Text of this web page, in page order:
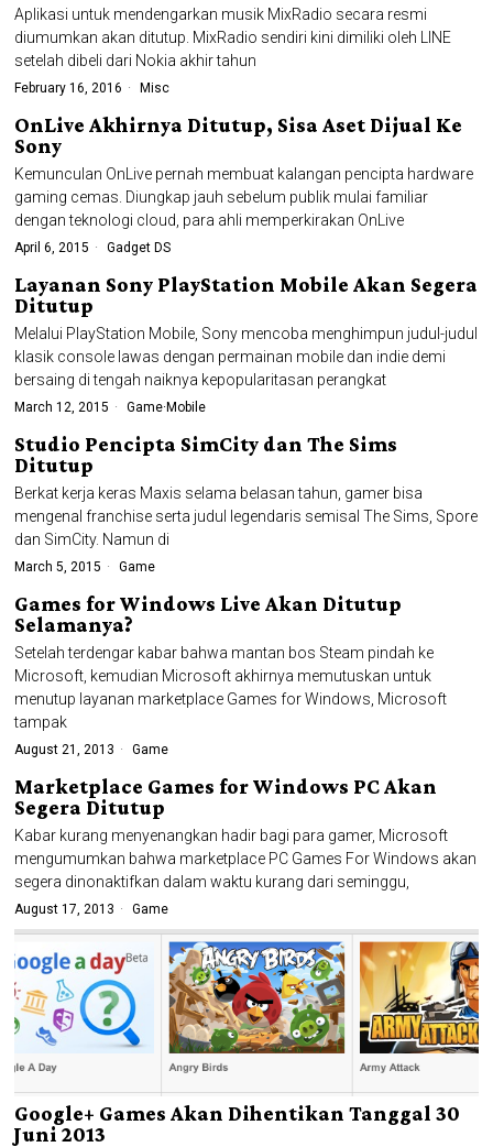
Aplikasi untuk mendengarkan musik MixRadio secara resmi
diumumkan akan ditutup. MixRadio sendiri kini dimiliki oleh LINE
setelah dibeli dari Nokia akhir tahun
February 16, 2016 Misc
OnLive Akhirnya Ditutup, Sisa Aset Dijual Ke
Sony
Kemunculan OnLive pernah membuat kalangan pencipta hardware
gaming cemas. Diungkap jauh sebelum publik mulai familiar
dengan teknologi cloud, para ahli memperkirakan OnLive
April 6, 2015 Gadget DS
Layanan Sony PlayStation Mobile Akan Segera
Ditutup
Melalui PlayStation Mobile, Sony mencoba menghimpun judul-judul
klasik console lawas dengan permainan mobile dan indie demi
bersaing di tengah naiknya kepopularitasan perangkat
March 12, 2015 Game· Mobile
Studio Pencipta SimCity dan The Sims
Ditutup
Berkat kerja keras Maxis selama belasan tahun, gamer bisa
mengenal franchise serta judul legendaris semisal The Sims, Spore
dan SimCity. Namun di
March 5, 2015 Game
Games for Windows Live Akan Ditutup
Selamanya?
Setelah terdengar kabar bahwa mantan bos Steam pindah ke
Microsoft, kemudian Microsoft akhirnya memutuskan untuk
menutup layanan marketplace Games for Windows, Microsoft
tampak
August 21, 2013 Game
Marketplace Games for Windows PC Akan
Segera Ditutup
Kabar kurang menyenangkan hadir bagi para gamer, Microsoft
mengumumkan bahwa marketplace PC Games For Windows akan
segera dinonaktifkan dalam waktu kurang dari seminggu,
August 17, 2013 Game
Google+ Games Akan Dihentikan Tanggal 30
Juni 2013